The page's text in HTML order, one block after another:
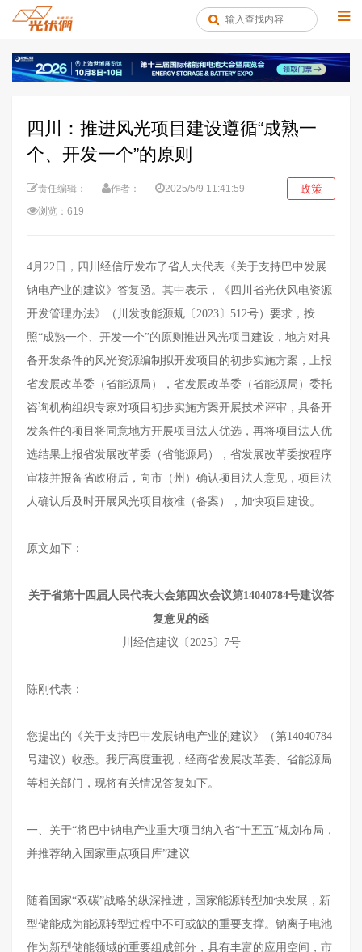
四川：推进风光项目建设遵循“成熟一
个、开发一个”的原则
责任编辑： 作者：
2025/5/9 11:41:59
浏览：619
政策
4月22日，四川经信厅发布了省人大代表《关于支持巴中发展
钠电产业的建议》答复函。其中表示，
《四川省光伏风电资源
开发管理办法》（川发改能源规〔2023〕512号）要求，按
照“成熟一个、开发一个”的原则推进风光项目建设，地方对具
备开发条件的风光资源编制拟开发项目的初步实施方案，上报
省发展改革委（省能源局），省发展改革委（省能源局）委托
咨询机构组织专家对项目初步实施方案开展技术评审，具备开
发条件的项目将同意地方开展项目法人优选，再将项目法人优
选结果上报省发展改革委（省能源局），省发展改革委按程序
审核并报备省政府后，向市（州）确认项目法人意见，项目法
人确认后及时开展风光项目核准（备案），加快项目建设。
原文如下：
关于省第十四届人民代表大会第四次会议第14040784号建议答
复意见的函
川经信建议〔2025〕7号
陈刚代表：
您提出的《关于支持巴中发展钠电产业的建议》（第14040784
号建议）收悉。我厅高度重视，经商省发展改革委、省能源局
等相关部门，现将有关情况答复如下。
一、关于“将巴中钠电产业重大项目纳入省“十五五”规划布局，
并推荐纳入国家重点项目库”建议
随着国家“双碳”战略的纵深推进，国家能源转型加快发展，新
型储能成为能源转型过程中不可或缺的重要支撑。钠离子电池
作为新型储能领域的重要组成部分，具有丰富的应用空间，市